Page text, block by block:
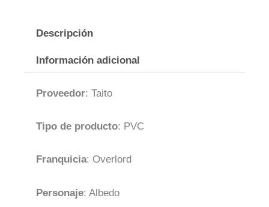
Descripción
Información adicional
Proveedor: Taito
Tipo de producto: PVC
Franquicia: Overlord
Personaje: Albedo